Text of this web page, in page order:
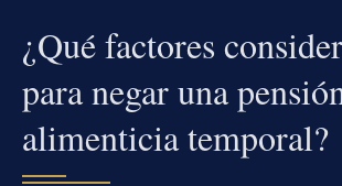
¿Qué factores
para negar una
alimenticia temporal?